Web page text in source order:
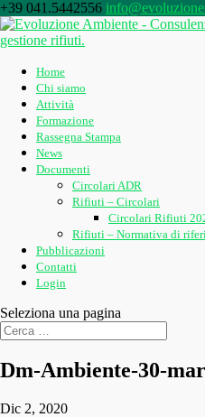
+39 041.5442556
Home
Chi siamo
Attività
Formazione
Rassegna Stampa
News
Documenti
Circolari ADR
Rifiuti – Circolari
Circolari Rifiuti
Rifiuti – Normativa di
Pubblicazioni
Contatti
Login
Seleziona una pagina
Dm-Ambiente-30-
Dic 2, 2020